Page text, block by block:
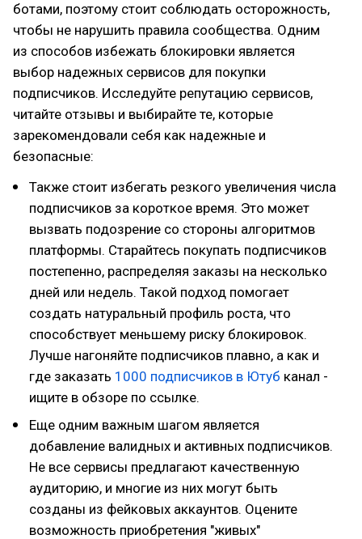
ботами, поэтому стоит соблюдать осторожность,
чтобы не нарушить правила сообщества. Одним
из способов избежать блокировки является
выбор надежных сервисов для покупки
подписчиков. Исследуйте репутацию сервисов,
читайте отзывы и выбирайте те, которые
зарекомендовали себя как надежные и
безопасные:
Также стоит избегать резкого увеличения числа
подписчиков за короткое время. Это может
вызвать подозрение со стороны алгоритмов
платформы. Старайтесь покупать подписчиков
постепенно, распределяя заказы на несколько
дней или недель. Такой подход помогает
создать натуральный профиль роста, что
способствует меньшему риску блокировок.
Лучше нагоняйте подписчиков плавно, а как и
где заказать 1000 подписчиков в Ютуб канал -
ищите в обзоре по ссылке.
Еще одним важным шагом является
добавление валидных и активных подписчиков.
Не все сервисы предлагают качественную
аудиторию, и многие из них могут быть
созданы из фейковых аккаунтов. Оцените
возможность приобретения "живых"